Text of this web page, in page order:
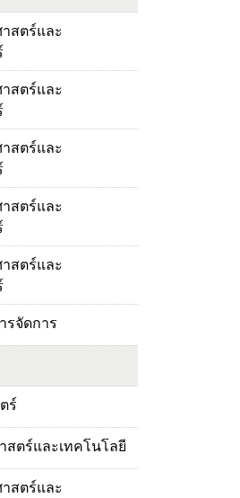
สตร์และ
สตร์และ
สตร์และ
สตร์และ
สตร์และ
จัดการ
ร์
ตร์และเทคโนโลยี
สตร์และ